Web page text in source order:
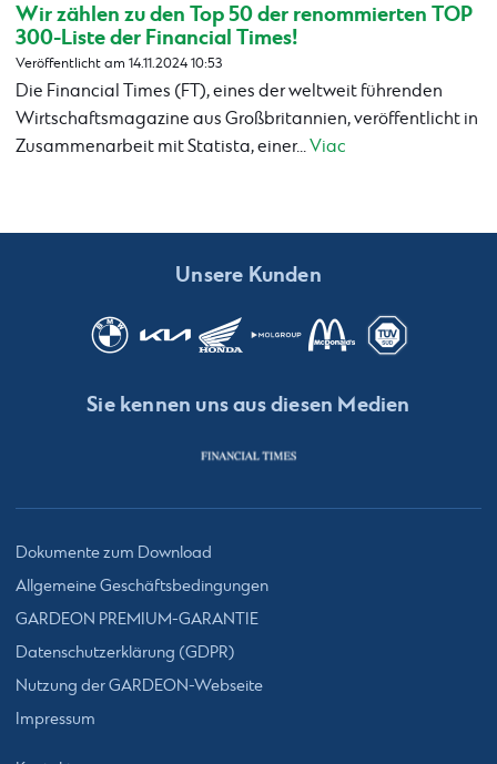
Wir zählen zu den Top 50 der renommierten TOP
300-Liste der Financial Times!
Veröffentlicht am 14.11.2024 10:53
Die Financial Times (FT), eines der weltweit führenden
Wirtschaftsmagazine aus Großbritannien, veröffentlicht in
Zusammenarbeit mit Statista, einer...Viac
Unsere Kunden
Sie kennen uns aus diesen Medien
Dokumente zum Download
Allgemeine Geschäftsbedingungen
GARDEON PREMIUM-GARANTIE
Datenschutzerklärung (GDPR)
Nutzung der GARDEON-Webseite
Impressum